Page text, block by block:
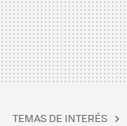
TEMAS DE INTERÉS